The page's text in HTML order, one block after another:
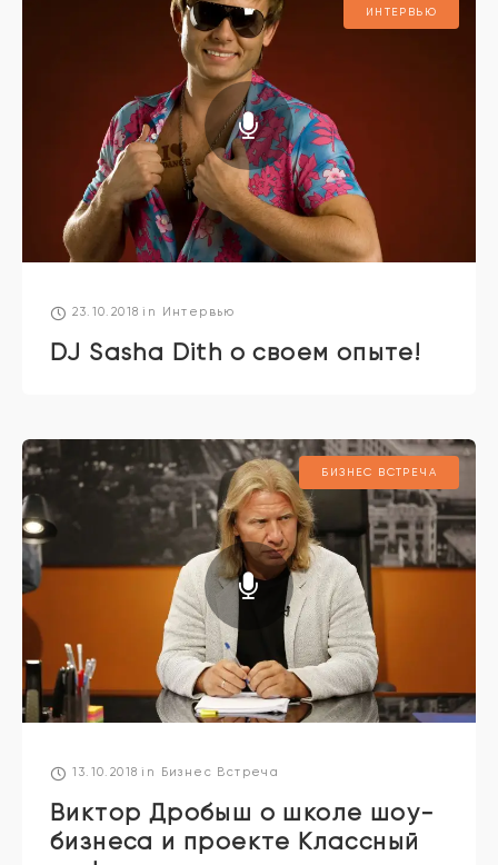
множества идей сериалов: «Папины
дочки», «Бывшие», «Вне
ИНТЕРВЬЮ
23.10.2018 in Интервью
DJ Sasha Dith о своем опыте!
БИЗНЕС ВСТРЕЧА
13.10.2018 in Бизнес Встреча
Виктор Дробыш о школе шоу-
бизнеса и проекте Классный